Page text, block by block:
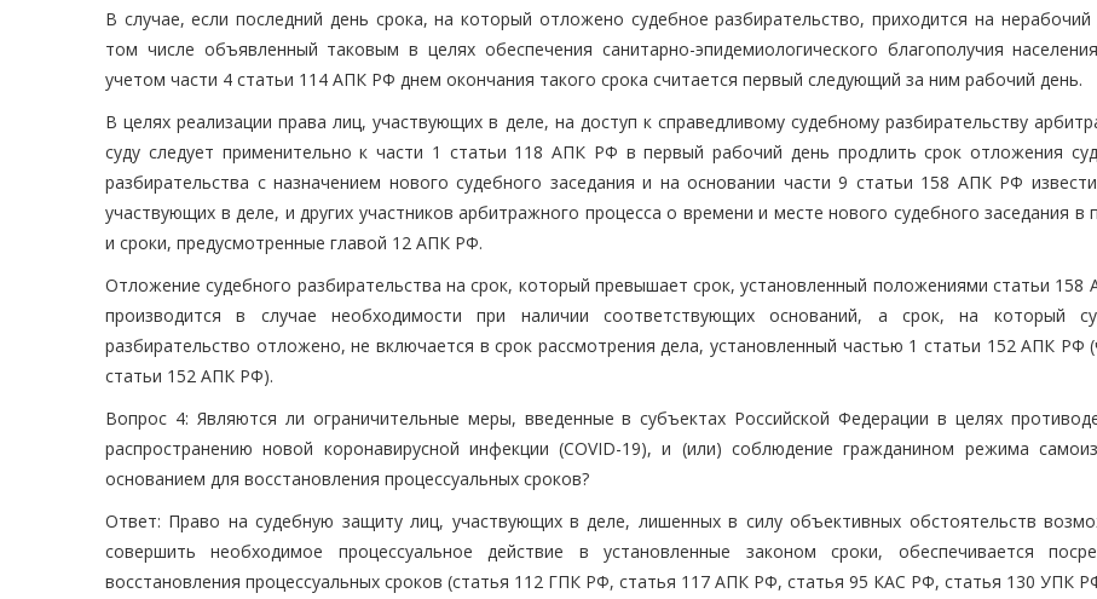
В случае, если последний день срока, на который отложено судебное разбирательство, приходится на нерабочий
том числе объявленный таковым в целях обеспечения санитарно-эпидемиологического благополучия
учетом части 4 статьи 114 АПК РФ днем окончания такого срока считается первый следующий за ним рабочий день.
В целях реализации права лиц, участвующих в деле, на доступ к справедливому судебному разбирательству
суду следует применительно к части 1 статьи 118 АПК РФ в первый рабочий день продлить срок отложения
разбирательства с назначением нового судебного заседания и на основании части 9 статьи 158 АПК РФ
участвующих в деле, и других участников арбитражного процесса о времени и месте нового судебного заседания в
и сроки, предусмотренные главой 12 АПК РФ.
Отложение судебного разбирательства на срок, который превышает срок, установленный положениями статьи 158
производится в случае необходимости при наличии соответствующих оснований, а срок, на который
разбирательство отложено, не включается в срок рассмотрения дела, установленный частью 1 статьи 152 АПК РФ
статьи 152 АПК РФ).
Вопрос 4: Являются ли ограничительные меры, введенные в субъектах Российской Федерации в целях
распространению новой коронавирусной инфекции (COVID-19), и (или) соблюдение гражданином режима
основанием для восстановления процессуальных сроков?
Ответ: Право на судебную защиту лиц, участвующих в деле, лишенных в силу объективных обстоятельств
совершить необходимое процессуальное действие в установленные законом сроки, обеспечивается
восстановления процессуальных сроков (статья 112 ГПК РФ, статья 117 АПК РФ, статья 95 КАС РФ, статья 130 УПК